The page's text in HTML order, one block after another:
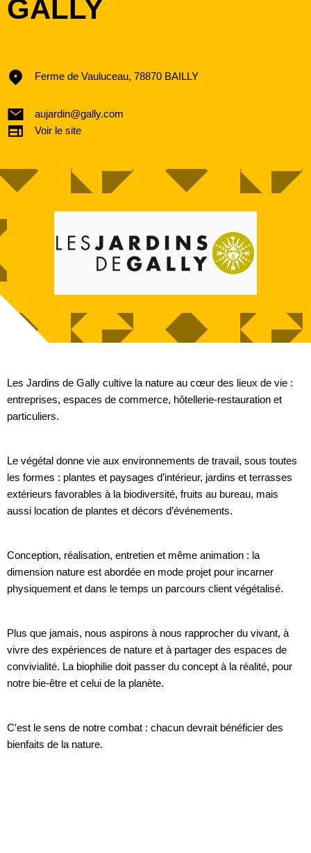
GALLY
Ferme de Vauluceau, 78870 BAILLY
aujardin@gally.com
Voir le site
Les Jardins de Gally cultive la nature au cœur des lieux de vie :
entreprises, espaces de commerce, hôtellerie-restauration et
particuliers.
Le végétal donne vie aux environnements de travail, sous toutes
les formes : plantes et paysages d’intérieur, jardins et terrasses
extérieurs favorables à la biodiversité, fruits au bureau, mais
aussi location de plantes et décors d’événements.
Conception, réalisation, entretien et même animation : la
dimension nature est abordée en mode projet pour incarner
physiquement et dans le temps un parcours client végétalisé.
Plus que jamais, nous aspirons à nous rapprocher du vivant, à
vivre des expériences de nature et à partager des espaces de
convivialité. La biophilie doit passer du concept à la réalité, pour
notre bie-être et celui de la planète.
C′est le sens de notre combat : chacun devrait bénéficier des
bienfaits de la nature.